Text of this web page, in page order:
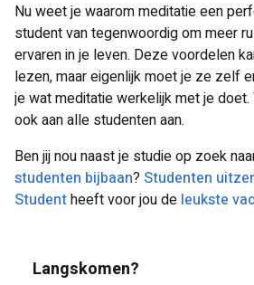
Nu weet je waarom meditatie een
student van tegenwoordig om meer
ervaren in je leven. Deze voordelen
lezen, maar eigenlijk moet je ze zelf
je wat meditatie werkelijk met je doet.
ook aan alle studenten aan.
Ben jij nou naast je studie op zoek
studenten bijbaan? Studenten
Studentheeft voor jou de leukste
Langskomen?